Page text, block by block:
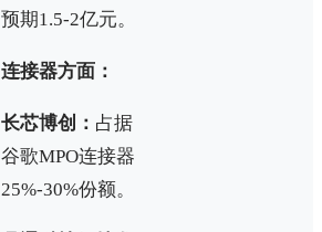
预期1.5-2亿元。
连接器方面：
长芯博创： 占据
谷歌MPO连接器
25%-30%份额。